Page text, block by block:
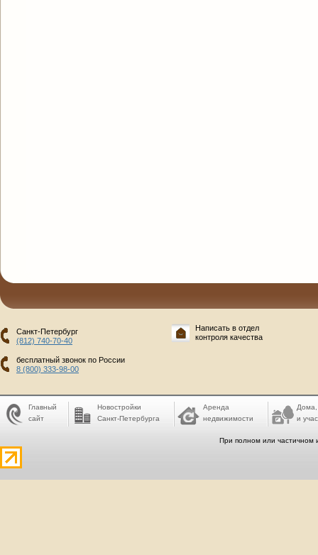
Санкт-Петербург
(812) 740-70-40
бесплатный звонок по России
8 (800) 333-98-00
Написать в отдел
контроля качества
Главный
сайт
Новостройки
Санкт-Петербурга
Аренда
недвижимости
Дома,
и
При полном или частичном